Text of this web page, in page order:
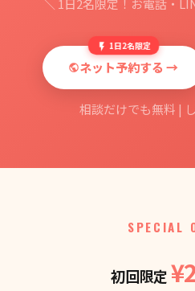
1日2名限定
ネット予約する →
相談だけでも無料 |
SPECIAL
初回限定